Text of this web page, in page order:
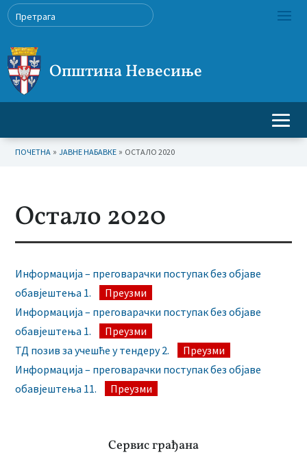
Општина Невесиње
ПОЧЕТНА »ЈАВНЕ НАБАВКЕ » ОСТАЛО 2020
Остало 2020
Информација – преговарачки поступак без објаве
обавјештења 1.
Преузми
Информација – преговарачки поступак без објаве
обавјештења 1.
Преузми
ТД позив за учешће у тендеру 2.
Преузми
Информација – преговарачки поступак без објаве
обавјештења 11.
Преузми
Сервис грађана